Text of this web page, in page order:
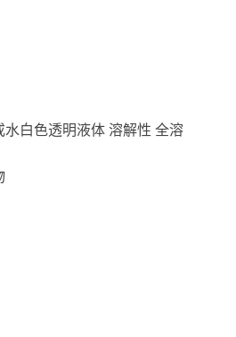
白色透明液体 溶解性 全溶